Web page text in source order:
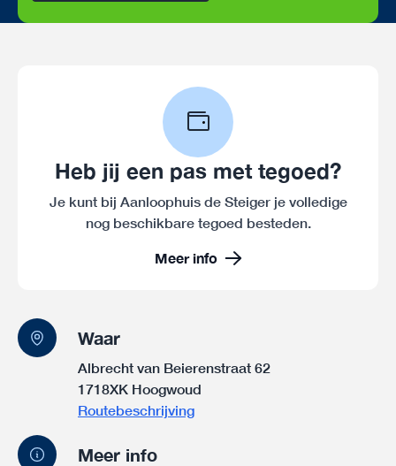
Heb jij een pas met tegoed?
Je kunt bij Aanloophuis de Steiger je volledige
nog beschikbare tegoed besteden.
Meer info
Waar
Albrecht van Beierenstraat 62
1718XK Hoogwoud
Routebeschrijving
Meer info